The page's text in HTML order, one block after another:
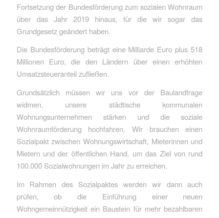
Fortsetzung der Bundesförderung zum sozialen Wohnraum
über das Jahr 2019 hinaus, für die wir sogar das
Grundgesetz geändert haben.
Die Bundesförderung beträgt eine Milliarde Euro plus 518
Millionen Euro, die den Ländern über einen erhöhten
Umsatzsteueranteil zufließen.
Grundsätzlich müssen wir uns vor der Baulandfrage
widmen, unsere städtische kommunalen
Wohnungsunternehmen stärken und die soziale
Wohnraumförderung hochfahren. Wir brauchen einen
Sozialpakt zwischen Wohnungswirtschaft, Mieterinnen und
Mietern und der öffentlichen Hand, um das Ziel von rund
100.000 Sozialwohnungen im Jahr zu erreichen.
Im Rahmen des Sozialpaktes werden wir dann auch
prüfen, ob die Einführung einer neuen
Wohngemeinnützigkeit ein Baustein für mehr bezahlbaren